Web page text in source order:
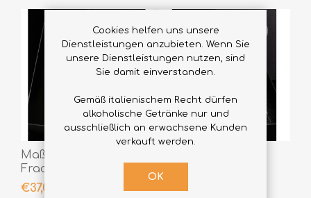
Maßgeschneiderter
Frack Bitter Evening
Kein trendiger Fall
€37,00
€58,00
Cookies helfen uns unsere
Dienstleistungen anzubieten. Wenn Sie
unsere Dienstleistungen nutzen, sind
Sie damit einverstanden.
Gemäß italienischem Recht dürfen
alkoholische Getränke nur und
ausschließlich an erwachsene Kunden
verkauft werden.
OK